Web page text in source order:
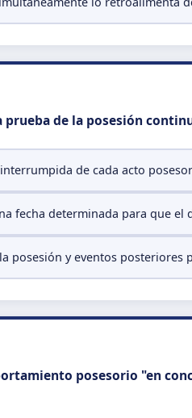
de la posesión
de cada acto
fecha determinada para que
posesión y eventos
posesorio "en